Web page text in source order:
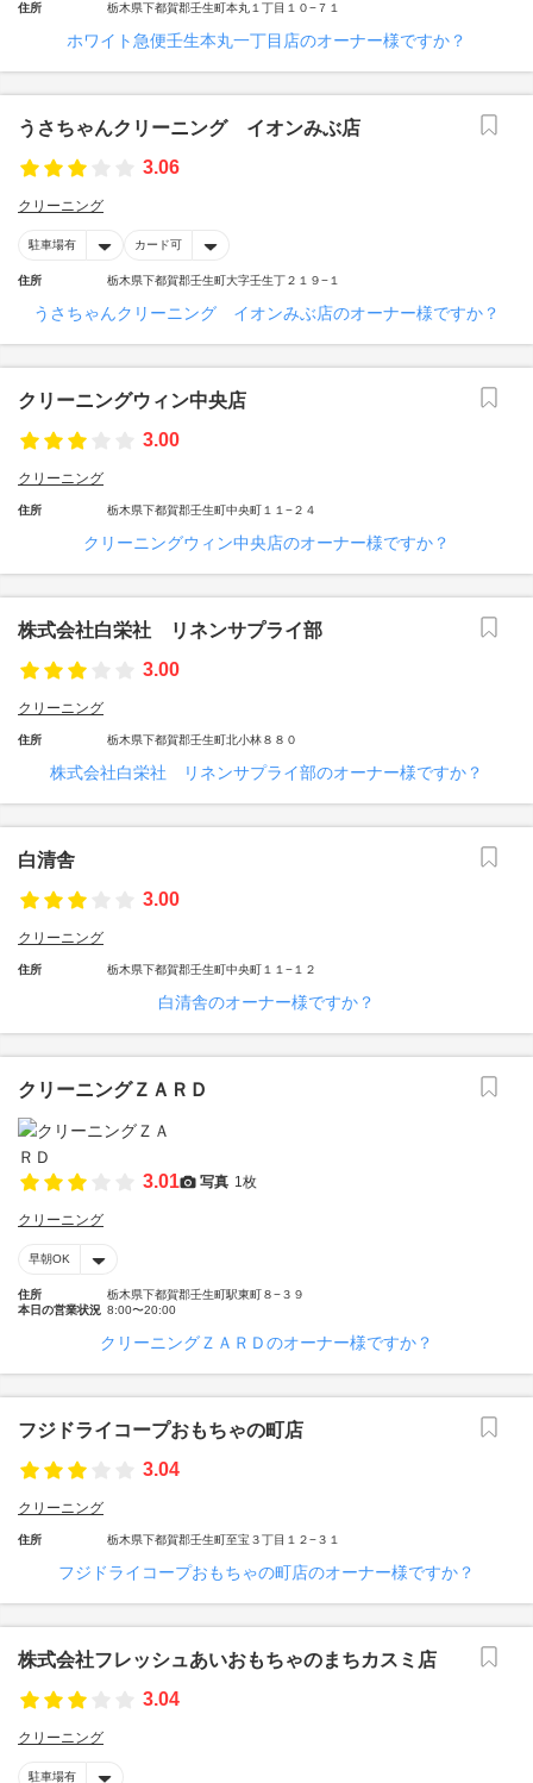
住所 栃木県下都賀郡壬生町本丸１丁目１０−７１
ホワイト急便壬生本丸一丁目店のオーナー様ですか？
うさちゃんクリーニング イオンみぶ店
3.06
クリーニング
駐車場有 カード可
住所 栃木県下都賀郡壬生町大字壬生丁２１９−１
うさちゃんクリーニング イオンみぶ店のオーナー様ですか？
クリーニングウィン中央店
3.00
クリーニング
住所 栃木県下都賀郡壬生町中央町１１−２４
クリーニングウィン中央店のオーナー様ですか？
株式会社白栄社 リネンサプライ部
3.00
クリーニング
住所 栃木県下都賀郡壬生町北小林８８０
株式会社白栄社 リネンサプライ部のオーナー様ですか？
白清舎
3.00
クリーニング
住所 栃木県下都賀郡壬生町中央町１１−１２
白清舎のオーナー様ですか？
クリーニングＺＡＲＤ
3.01 写真 1枚
クリーニング
早朝OK
住所
栃木県下都賀郡壬生町駅東町８−３９
本日の営業状況 8:00〜20:00
クリーニングＺＡＲＤのオーナー様ですか？
フジドライコープおもちゃの町店
3.04
クリーニング
住所 栃木県下都賀郡壬生町至宝３丁目１２−３１
フジドライコープおもちゃの町店のオーナー様ですか？
株式会社フレッシュあいおもちゃのまちカスミ店
3.04
クリーニング
駐車場有